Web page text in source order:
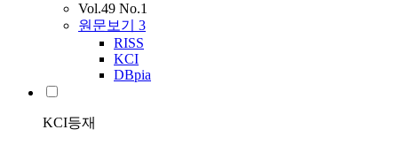
Vol.49 No.1
원문보기 3
RISS
KCI
DBpia
KCI등재